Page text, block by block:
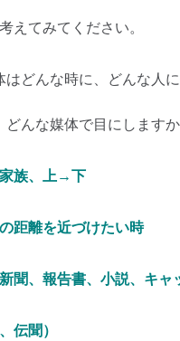
えてみてください。
はどんな時に、どんな人
んな媒体で目にしますか
家族、上→下
の距離を近づけたい時
新聞、報告書、小説、キ
伝聞）